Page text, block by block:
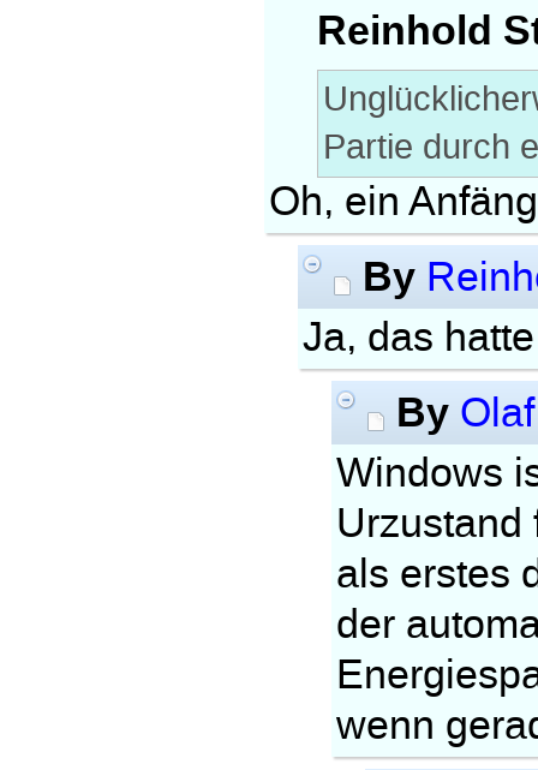
Reinhold
Partie durch
Oh, ein
By
Ja, das
By
Windows
Urzustand
als erstes
der
wenn